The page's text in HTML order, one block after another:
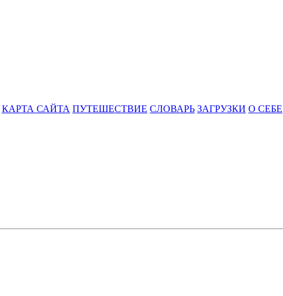
КАРТА САЙТА ПУТЕШЕСТВИЕ СЛОВАРЬ ЗАГРУЗКИ О СЕБЕ